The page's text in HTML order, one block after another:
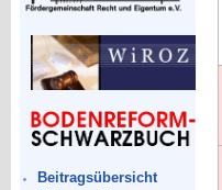
Beitragsübersicht